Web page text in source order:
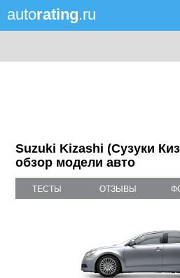
autorating.ru
Suzuki Kizashi (Сузуки
обзор модели авто
ТЕСТЫ ОТЗЫВЫ